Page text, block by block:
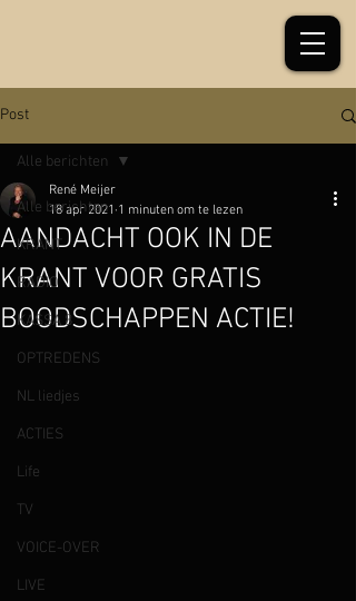
Post
Alle berichten
KRANT
RADIO
KASSA 8
OPTREDENS
NL liedjes
ACTIES
Life
TV
VOICE-OVER
LIVE
Alle berichten
AANDACHT OOK IN DE
KRANT VOOR GRATIS
BOODSCHAPPEN ACTIE!
René Meijer
18 apr 2021 1 minuten om te lezen